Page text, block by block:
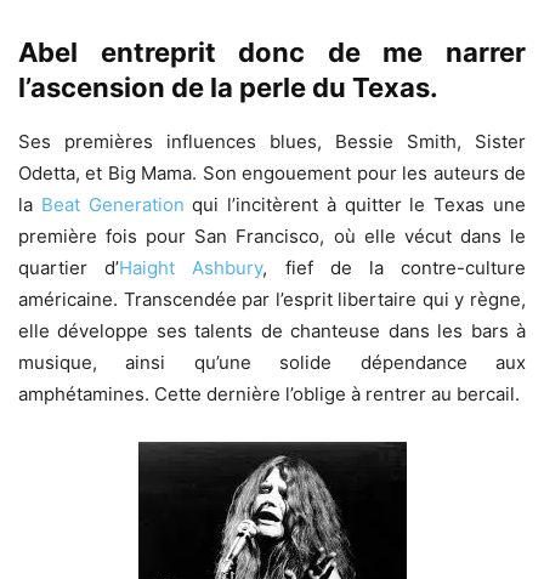
Abel entreprit donc de me narrer
l’ascension de la perle du Texas.
Ses premières influences blues, Bessie Smith, Sister
Odetta, et Big Mama. Son engouement pour les auteurs de
la Beat Generation qui l’incitèrent à quitter le Texas une
première fois pour San Francisco, où elle vécut dans le
quartier d’Haight Ashbury, fief de la contre-culture
américaine. Transcendée par l’esprit libertaire qui y règne,
elle développe ses talents de chanteuse dans les bars à
musique, ainsi qu’une solide dépendance aux
amphétamines. Cette dernière l’oblige à rentrer au bercail.